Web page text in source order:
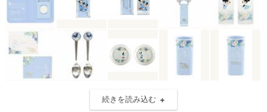
続きを読み込む